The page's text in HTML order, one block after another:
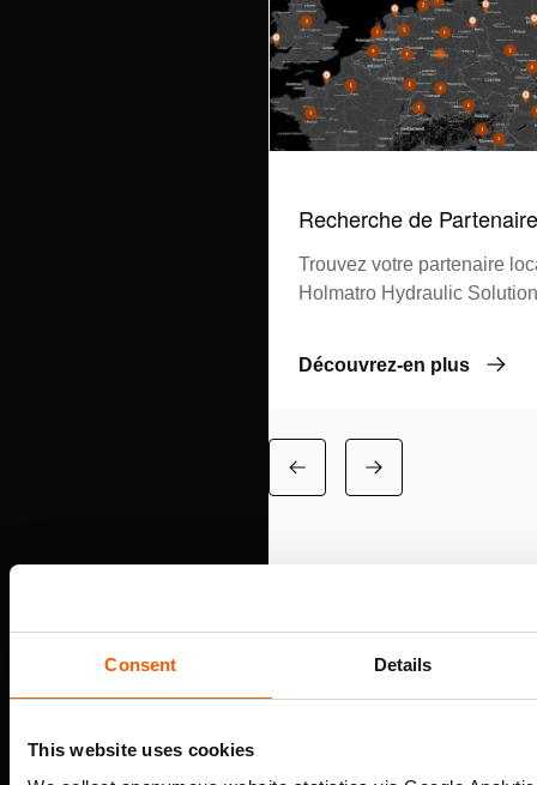
Consent Details
This website uses cookies
Recherche de
Trouvez votre partenaire
Holmatro Hydraulic
Découvrez-en plus
TROUVER UN
PARTENAIRE